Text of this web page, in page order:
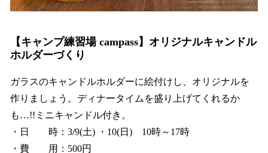
【キャンプ練習場 campass】オリジナルキャンドル
ホルダーづくり
ガラスのキャンドルホルダーに絵付けし、オリジナルを
作りましょう。ディナータイムを盛り上げてくれるか
も…!!ミニキャンドル付き。
・日 時：3/9(土) ・10(日) 10時～17時
・費 用：500円